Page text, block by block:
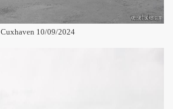
Cuxhaven 10/09/2024